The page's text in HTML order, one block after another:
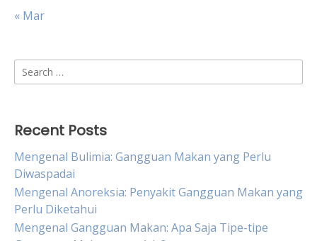
« Mar
Search
for:
Recent Posts
Mengenal Bulimia: Gangguan Makan yang Perlu
Diwaspadai
Mengenal Anoreksia: Penyakit Gangguan Makan yang
Perlu Diketahui
Mengenal Gangguan Makan: Apa Saja Tipe-tipe